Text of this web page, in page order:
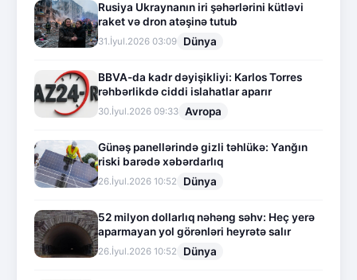
Rusiya Ukraynanın iri şəhərlərini kütləvi
raket və dron atəşinə tutub
31.İyul.2026 03:09 Dünya
BBVA-da kadr dəyişikliyi: Karlos Torres
rəhbərlikdə ciddi islahatlar aparır
30.İyul.2026 09:33 Avropa
Günəş panellərində gizli təhlükə: Yanğın
riski barədə xəbərdarlıq
26.İyul.2026 10:52 Dünya
52 milyon dollarlıq nəhəng səhv: Heç yerə
aparmayan yol görənləri heyrətə salır
26.İyul.2026 10:52 Dünya